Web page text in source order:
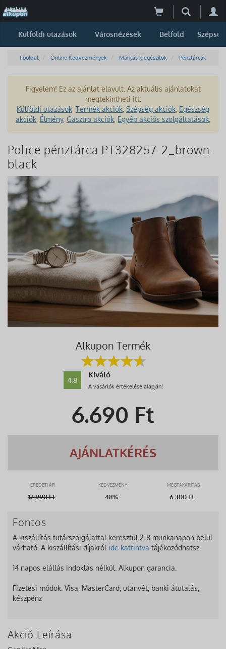
Külföldi utazások Városnézések Belföld Szépség
Főoldal Online Kedvezmények Márkás kiegészítők Pénztárcák
Figyelem! Ez az ajánlat elavult. Az aktuális ajánlatokat
megtekintheti itt:
Külföldi utazások, Termék akciók, Szépség akciók, Egészség
akciók, Élmény, Gasztro akciók, Egyéb akciós szolgáltatások,
Police pénztárca PT328257-2_brown-
black
Alkupon Termék
4.8
Kiváló
A vásárlók értékelése alapján!
6.690 Ft
AJÁNLATKÉRÉS
EREDETI ÁR KEDVEZMÉNY MEGTAKARÍTÁS
12.990Ft 48% 6.300 Ft
Fontos
A kiszállítás futárszolgálattal keresztül 2-8 munkanapon belül
várható. A kiszállítási díjakról ide kattintva tájékozódhatsz.
14 napos elállás indoklás nélkül. Alkupon garancia.
Fizetési módok: Visa, MasterCard, utánvét, banki átutalás,
készpénz
Akció Leírása